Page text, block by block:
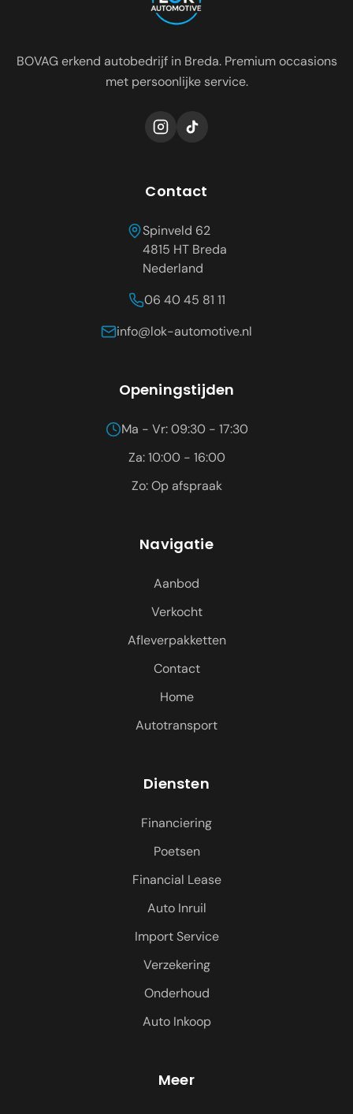
BOVAG erkend autobedrijf in Breda. Premium occasions
met persoonlijke service.
Contact
Spinveld 62
4815 HT Breda
Nederland
06 40 45 81 11
info@lok-automotive.nl
Openingstijden
Ma - Vr: 09:30 - 17:30
Za: 10:00 - 16:00
Zo: Op afspraak
Navigatie
Aanbod
Verkocht
Afleverpakketten
Contact
Home
Autotransport
Diensten
Financiering
Poetsen
Financial Lease
Auto Inruil
Import Service
Verzekering
Onderhoud
Auto Inkoop
Meer